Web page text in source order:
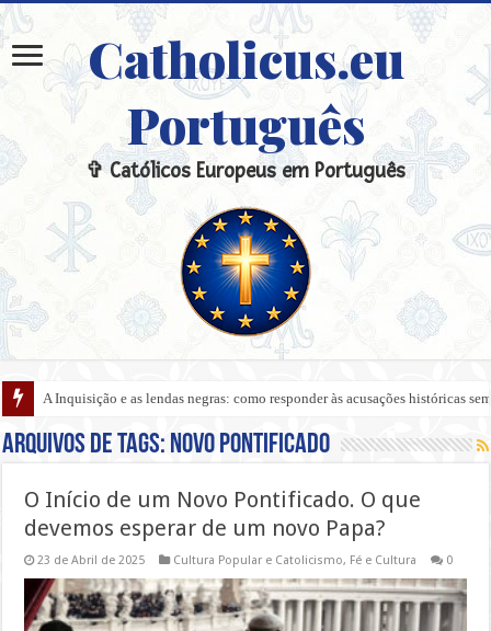
Catholicus.eu
Português
✞ Católicos Europeus em Português
A Inquisição e as lendas negras: como responder às acusações históricas
Arquivos de tags: Novo Pontificado
O Início de um Novo Pontificado. O que
devemos esperar de um novo Papa?
23 de Abril de 2025 Cultura Popular e Catolicismo, Fé e Cultura 0